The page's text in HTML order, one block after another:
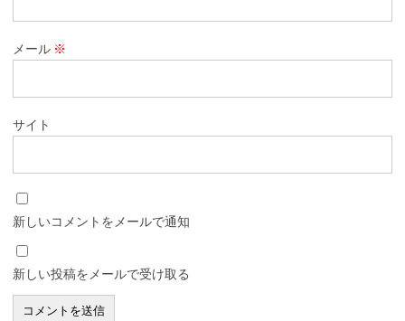
メール ※
サイト
新しいコメントをメールで通知
新しい投稿をメールで受け取る